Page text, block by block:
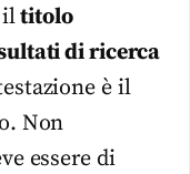
iltitolo
di ricerca
è il
Non
essere di